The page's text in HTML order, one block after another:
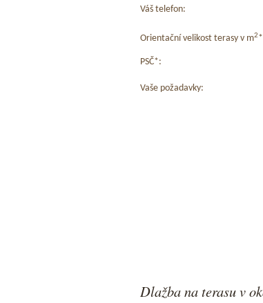
Váš telefon:
Orientační velikost terasy v m2
PSČ*:
Vaše požadavky:
Dlažba na terasu v